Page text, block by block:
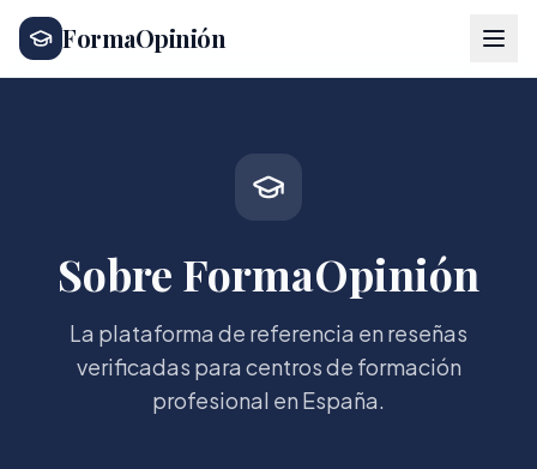
FormaOpinión
Sobre FormaOpinión
La plataforma de referencia en reseñas
verificadas para centros de formación
profesional en España.